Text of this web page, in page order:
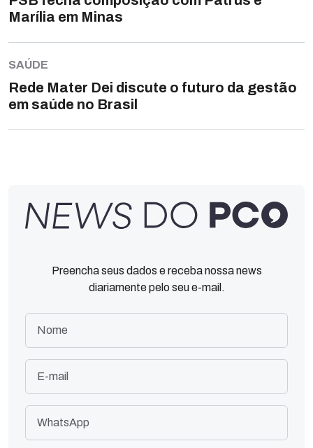
Marília em Minas
SAÚDE
Rede Mater Dei discute o futuro da gestão
em saúde no Brasil
Preencha seus dados e receba nossa news
diariamente pelo seu e-mail.